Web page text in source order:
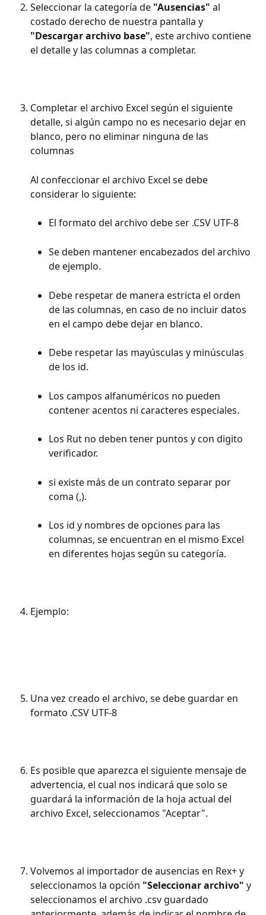
Seleccionar la categoría de "Ausencias" al
costado derecho de nuestra pantalla y
"Descargar archivo base", este archivo contiene
el detalle y las columnas a completar.
Completar el archivo Excel según el siguiente
detalle, si algún campo no es necesario dejar en
blanco, pero no eliminar ninguna de las
columnas
Al confeccionar el archivo Excel se debe
considerar lo siguiente:
El formato del archivo debe ser .CSV UTF-8
Se deben mantener encabezados del archivo
de ejemplo.
Debe respetar de manera estricta el orden
de las columnas, en caso de no incluir datos
en el campo debe dejar en blanco.
Debe respetar las mayúsculas y minúsculas
de los id.
Los campos alfanuméricos no pueden
contener acentos ni caracteres especiales.
Los Rut no deben tener puntos y con digito
verificador.
si existe más de un contrato separar por
coma (,).
Los id y nombres de opciones para las
columnas, se encuentran en el mismo Excel
en diferentes hojas según su categoría.
Ejemplo:
Una vez creado el archivo, se debe guardar en
formato .CSV UTF-8
Es posible que aparezca el siguiente mensaje de
advertencia, el cual nos indicará que solo se
guardará la información de la hoja actual del
archivo Excel, seleccionamos "Aceptar".
Volvemos al importador de ausencias en Rex+ y
seleccionamos la opción "Seleccionar archivo" y
seleccionamos el archivo .csv guardado